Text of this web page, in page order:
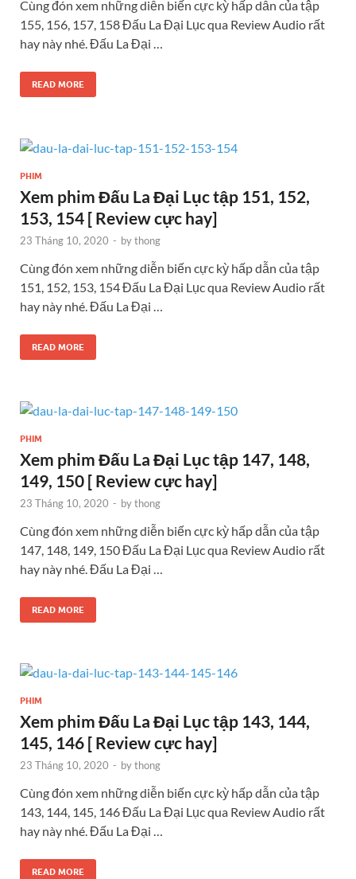
Cùng đón xem những diễn biến cực kỳ hấp dẫn của tập
155, 156, 157, 158 Đấu La Đại Lục qua Review Audio rất
hay này nhé. Đấu La Đại …
READ MORE
PHIM
Xem phim Đấu La Đại Lục tập 151, 152,
153, 154 [ Review cực hay]
23 Tháng 10, 2020 - bythong
Cùng đón xem những diễn biến cực kỳ hấp dẫn của tập
151, 152, 153, 154 Đấu La Đại Lục qua Review Audio rất
hay này nhé. Đấu La Đại …
READ MORE
PHIM
Xem phim Đấu La Đại Lục tập 147, 148,
149, 150 [ Review cực hay]
23 Tháng 10, 2020 - bythong
Cùng đón xem những diễn biến cực kỳ hấp dẫn của tập
147, 148, 149, 150 Đấu La Đại Lục qua Review Audio rất
hay này nhé. Đấu La Đại …
READ MORE
PHIM
Xem phim Đấu La Đại Lục tập 143, 144,
145, 146 [ Review cực hay]
23 Tháng 10, 2020 - bythong
Cùng đón xem những diễn biến cực kỳ hấp dẫn của tập
143, 144, 145, 146 Đấu La Đại Lục qua Review Audio rất
hay này nhé. Đấu La Đại …
READ MORE